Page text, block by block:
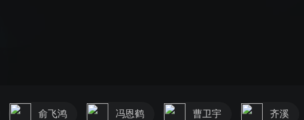
俞飞鸿 冯恩鹤 曹卫宇 齐溪